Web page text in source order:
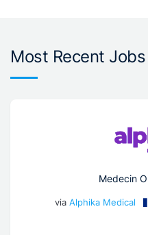
Most Recent
Medecin
via Alphika Medical